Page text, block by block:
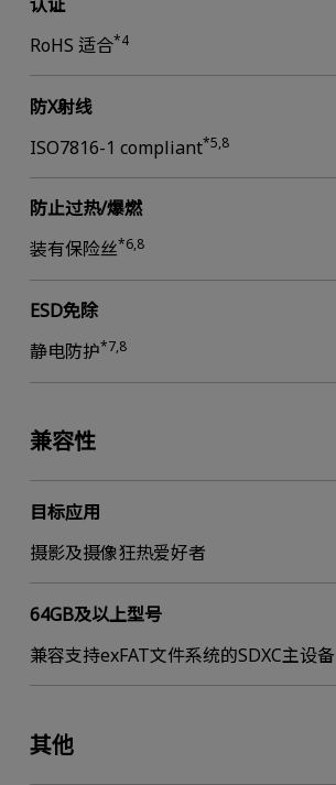
RoHS 适合*4
防X射线
ISO7816-1 compliant*5,8
防止过热/爆燃
装有保险丝*6,8
ESD免除
静电防护*7,8
兼容性
目标应用
摄影及摄像狂热爱好者
64GB及以上型号
兼容支持exFAT文件系统的SDXC主设备
其他